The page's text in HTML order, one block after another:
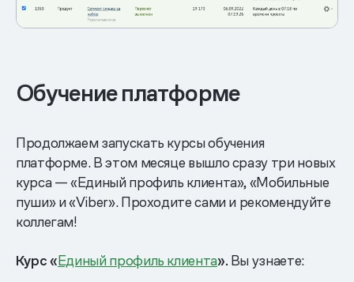
Обучение платформе
Продолжаем запускать курсы обучения
платформе. В этом месяце вышло сразу три новых
курса — «Единый профиль клиента», «Мобильные
пуши» и «Viber». Проходите сами и рекомендуйте
коллегам!
Курс «Единый профиль клиента». Вы узнаете: